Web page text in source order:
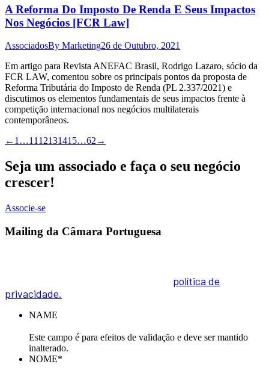
A Reforma Do Imposto De Renda E Seus Impactos
Nos Negócios [FCR Law]
AssociadosBy Marketing26 de Outubro, 2021
Em artigo para Revista ANEFAC Brasil, Rodrigo Lazaro, sócio da
FCR LAW, comentou sobre os principais pontos da proposta de
Reforma Tributária do Imposto de Renda (PL 2.337/2021) e
discutimos os elementos fundamentais de seus impactos frente à
competição internacional nos negócios multilaterais
contemporâneos.
← 1 …11 12131415…62 →
Seja um associado e faça o seu negócio
crescer!
Associe-se
Mailing da Câmara Portuguesa
política de
privacidade.
NAME
Este campo é para efeitos de validação e deve ser mantido
inalterado.
NOME*